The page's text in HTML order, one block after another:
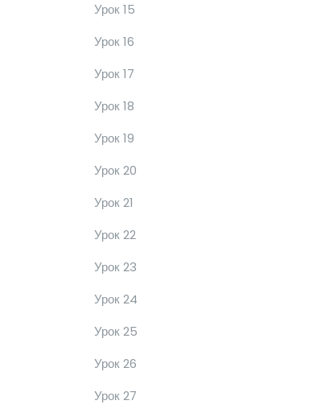
Урок 15
Урок 16
Урок 17
Урок 18
Урок 19
Урок 20
Урок 21
Урок 22
Урок 23
Урок 24
Урок 25
Урок 26
Урок 27